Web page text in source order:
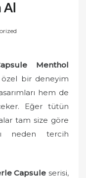
Menthol
özel bir deneyim
hem de
Eğer tütün
tam size göre
neden tercih
Capsule serisi,